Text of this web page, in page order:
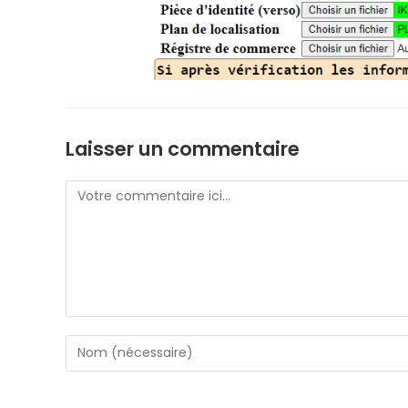
Laisser un commentaire
Comment
Enter
your